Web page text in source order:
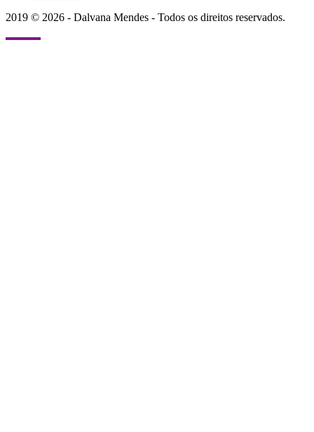
2019 © 2026 - Dalvana Mendes - Todos os direitos reservados.